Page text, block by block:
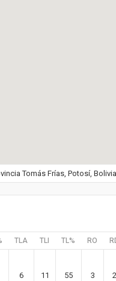
Tomás Frías, Potosí, Bolivia
TLA TLI TL% RO
6 11 55 3 2